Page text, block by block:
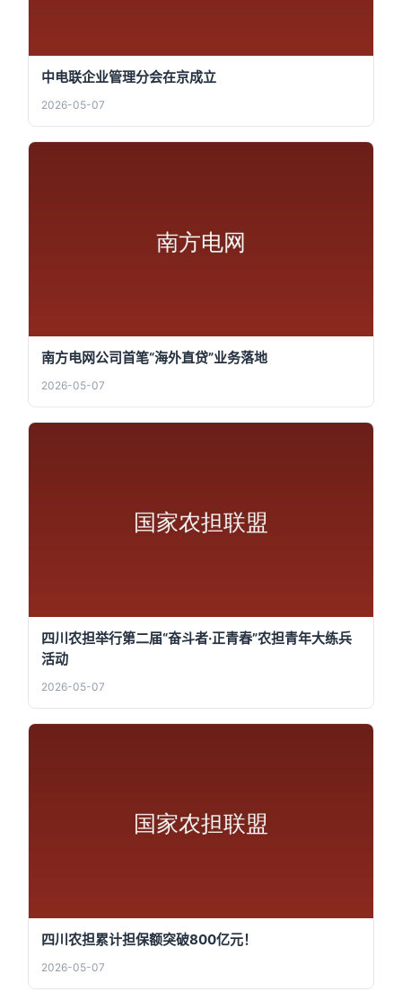
中电联企业管理分会在京成立
2026-05-07
南方电网公司首笔“海外直贷”业务落地
2026-05-07
四川农担举行第二届“奋斗者·正青春”农担青年大练兵
活动
2026-05-07
四川农担累计担保额突破800亿元！
2026-05-07